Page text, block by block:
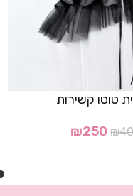
טוטו קשירות
₪
₪250